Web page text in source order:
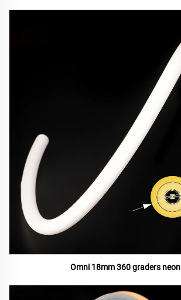
Omni 18mm 360 graders